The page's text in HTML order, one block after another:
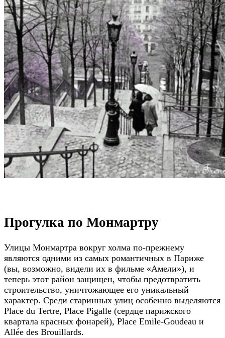
Прогулка по Монмартру
Улицы Монмартра вокруг холма по-прежнему
являются одними из самых романтичных в Париже
(вы, возможно, видели их в фильме «Амели»), и
теперь этот район защищен, чтобы предотвратить
строительство, уничтожающее его уникальный
характер. Среди старинных улиц особенно выделяются
Place du Tertre, Place Pigalle (сердце парижского
квартала красных фонарей), Place Emile-Goudeau и
Allée des Brouillards.